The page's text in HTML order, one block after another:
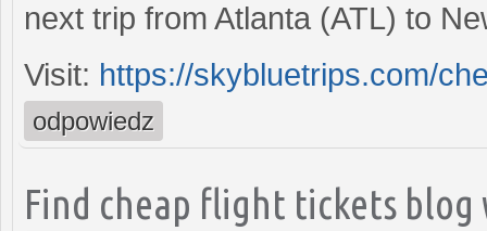
next trip from Atlanta (ATL) to
Visit: https://skybluetrips.com/
odpowiedz
Find cheap flight tickets blog